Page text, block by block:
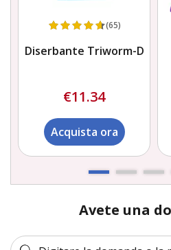
(65)
Diserbante Triworm-D
€11.34
Acquista ora
Avete una